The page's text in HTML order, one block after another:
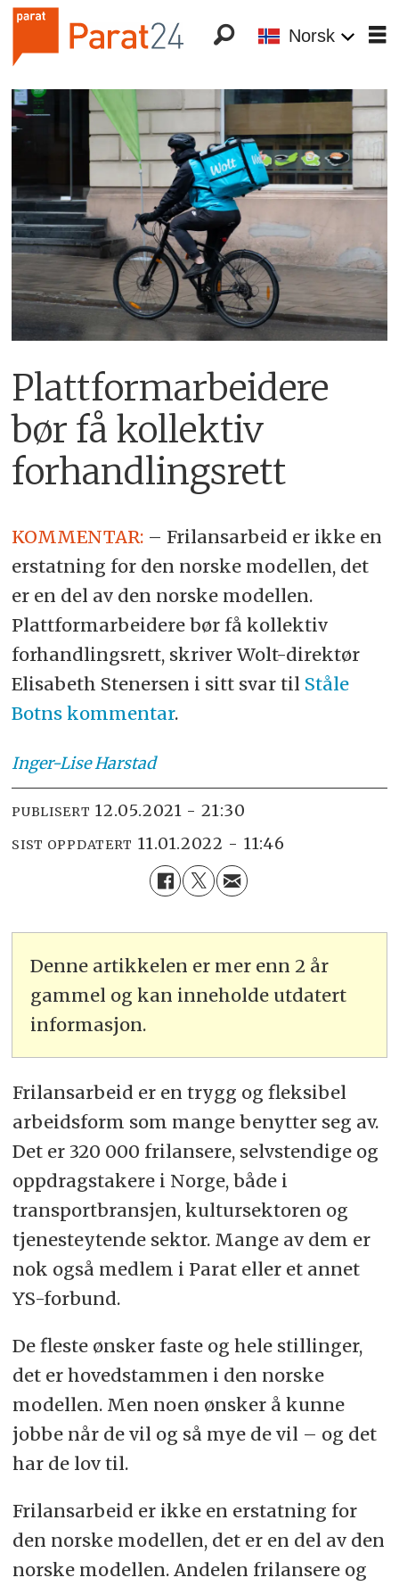
Norsk
Plattformarbeidere
bør få kollektiv
forhandlingsrett
KOMMENTAR: – Frilansarbeid er ikke en
erstatning for den norske modellen, det
er en del av den norske modellen.
Plattformarbeidere bør få kollektiv
forhandlingsrett, skriver Wolt-direktør
Elisabeth Stenersen i sitt svar til Ståle
Botns kommentar.
Inger-LiseHarstad
PUBLISERT 12.05.2021 - 21:30
SIST OPPDATERT 11.01.2022 - 11:46
Denne artikkelen er mer enn 2 år
gammel og kan inneholde utdatert
informasjon.
Frilansarbeid er en trygg og fleksibel
arbeidsform som mange benytter seg av.
Det er 320 000 frilansere, selvstendige og
oppdragstakere i Norge, både i
transportbransjen, kultursektoren og
tjenesteytende sektor. Mange av dem er
nok også medlem i Parat eller et annet
YS-forbund.
De fleste ønsker faste og hele stillinger,
det er hovedstammen i den norske
modellen. Men noen ønsker å kunne
jobbe når de vil og så mye de vil – og det
har de lov til.
Frilansarbeid er ikke en erstatning for
den norske modellen, det er en del av den
norske modellen. Andelen frilansere og